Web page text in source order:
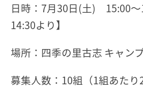
日時：7月30日(土) 15:00～
14:30より】
場所：四季の里古志 キャン
募集人数：10組（1組あたり